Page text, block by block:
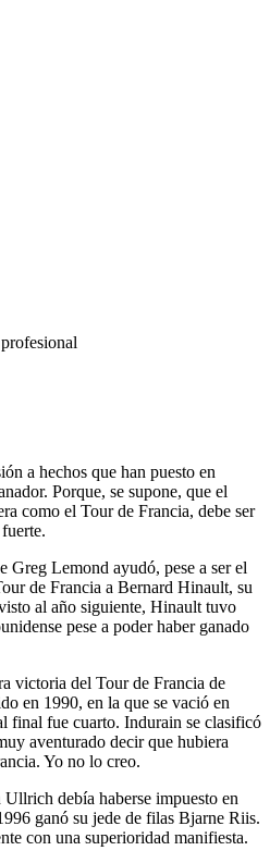
a hechos que han puesto en
Porque, se supone, que el
como el Tour de Francia, debe ser
Greg Lemond ayudó, pese a ser el
de Francia a Bernard Hinault, su
al año siguiente, Hinault tuvo
pese a poder haber ganado
victoria del Tour de Francia de
en 1990, en la que se vació en
final fue cuarto. Indurain se clasificó
aventurado decir que hubiera
Yo no lo creo.
debía haberse impuesto en
ganó su jede de filas Bjarne Riis.
con una superioridad manifiesta.